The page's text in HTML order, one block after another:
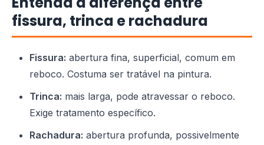
fissura, trinca e rachadura
Fissura: abertura fina, superficial, comum em
reboco. Costuma ser tratável na pintura.
Trinca: mais larga, pode atravessar o reboco.
Exige tratamento específico.
Rachadura: abertura profunda, possivelmente